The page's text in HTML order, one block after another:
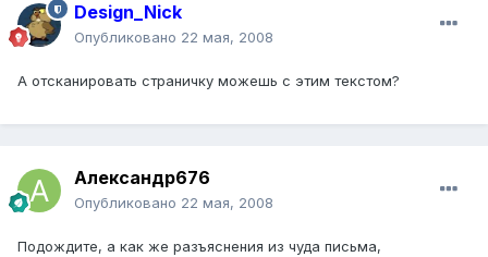
Design_Nick
Опубликовано 22 мая, 2008
А отсканировать страничку можешь с этим текстом?
Александр676
Опубликовано 22 мая, 2008
Подождите, а как же разъяснения из чуда письма,